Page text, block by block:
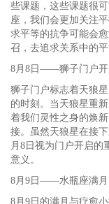
些课题，这些课题很
座，我们会更加关注
求平等的抗争可能会
召，去追求关系中的平
8月8日——狮子门户开
狮子门户标志着天狼
的时刻。当天狼星重
着我们灵性之身的焕
接。虽然天狼星在接
月8日视为门户开启的
意义。
8月9日——水瓶座满月
8月9日的满月与疗愈